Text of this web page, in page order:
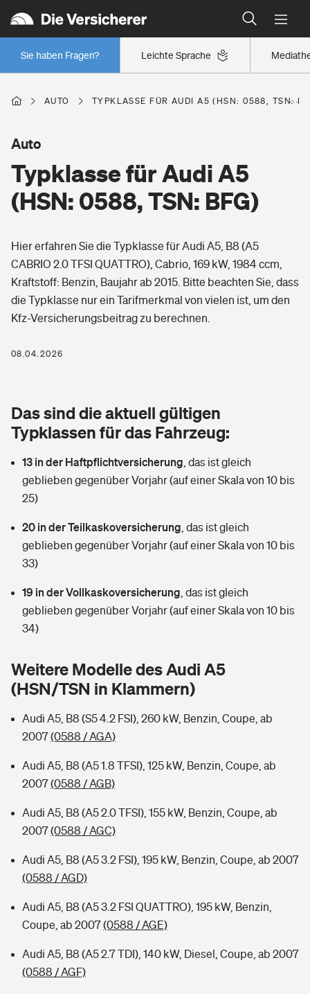
Leichte Sprache
Sie haben Fragen?
Wer versichert was: Jetzt Versicherer finden
Regionalklassen: So ist Ihre Region eingestuft
Wer versichert was: Jetzt Versicherer finden
Berufsunfähigkeitsversicherung
Erwerbsunfähigkeitsversicherung
Grundfähigkeitsversicherung
Arbeitsrechtsschutz
Berufshaftpflichtversicherung
Zur Übersicht
Tools
Wer versichert was: Jetzt Versicherer finden
Sie haben Fragen?
Wohnen
Elementarversicherung
Glasversicherung
Mietkautionsversicherung
Restkreditversicherung
Zur Übersicht
Tools
Wer versichert was: Jetzt Versicherer finden
Sie haben Fragen?
Freizeit
Pri­vate Haft­pflicht­
Kinderunfall­ver­si­che­rung
Kinderinvalidität
Hundehalter-Haftpflicht
Handyversicherung
Musikinstrumentenversicherung
Zur Übersicht
Kinderunfall-Check: Mehr Sicherheit für deine Kids
Typklassen: So ist Ihr Auto eingestuft
Gesundheit
Private Krankenversicherung
Dread-Disease-Versicherung
Tierkrankenversicherung
Zur Übersicht
Tools
Wer versichert was: Jetzt Versicherer finden
Sie haben Fragen?
Rentenrechner: Wie viel Geld bekomme ich im Alter?
AUTO TYPKLASSE FÜR AUDI A5 (HSN: 0588, TSN:
Typklasse für Audi A5
(HSN: 0588, TSN: BFG)
Auto
Hier erfahren Sie die Typklasse für Audi A5, B8 (A5
CABRIO 2.0 TFSI QUATTRO), Cabrio, 169 kW, 1984 ccm,
Kraftstoff: Benzin, Baujahr ab 2015. Bitte beachten Sie, dass
die Typklasse nur ein Tarifmerkmal von vielen ist, um den
Kfz-Versicherungsbeitrag zu berechnen.
08.04.2026
Das sind die aktuell gültigen
Typklassen für das Fahrzeug:
13 in der Haftpflichtversicherung das ist gleich
geblieben gegenüber Vorjahr (auf einer Skala von 10 bis
25)
20 in der Teilkaskoversicherung das ist gleich
geblieben gegenüber Vorjahr (auf einer Skala von 10 bis
33)
19 in der Vollkaskoversicherung das ist gleich
geblieben gegenüber Vorjahr (auf einer Skala von 10 bis
34)
Weitere Modelle des Audi A5
(HSN/TSN in Klammern)
Audi A5, B8 (S5 4.2 FSI), 260 kW, Benzin, Coupe, ab
2007(0588 / AGA)
Audi A5, B8 (A5 1.8 TFSI), 125 kW, Benzin, Coupe, ab
2007(0588 / AGB)
Audi A5, B8 (A5 2.0 TFSI), 155 kW, Benzin, Coupe, ab
2007(0588 / AGC)
Audi A5, B8 (A5 3.2 FSI), 195 kW, Benzin, Coupe, ab 2007
(0588 / AGD)
Audi A5, B8 (A5 3.2 FSI QUATTRO), 195 kW, Benzin,
Coupe, ab 2007(0588 / AGE)
Audi A5, B8 (A5 2.7 TDI), 140 kW, Diesel, Coupe, ab 2007
(0588 / AGF)